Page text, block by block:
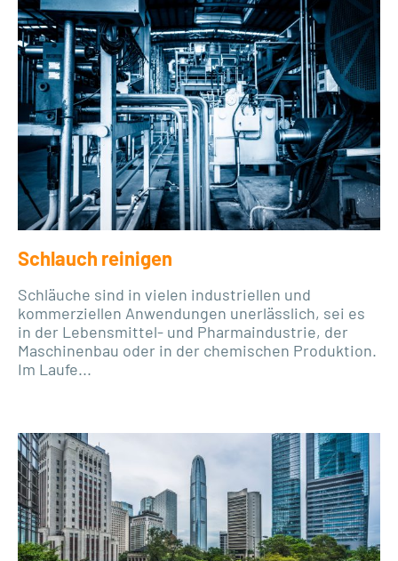
Schlauch reinigen
Schläuche sind in vielen industriellen und
kommerziellen Anwendungen unerlässlich, sei es
in der Lebensmittel- und Pharmaindustrie, der
Maschinenbau oder in der chemischen Produktion.
Im Laufe...